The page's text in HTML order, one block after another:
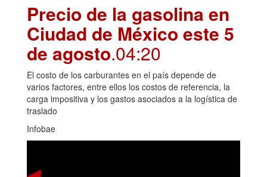
Precio de la gasolina en
Ciudad de México este 5
de agosto.04:20
El costo de los carburantes en el país depende de
varios factores, entre ellos los costos de referencia, la
carga impositiva y los gastos asociados a la logística de
traslado
Infobae